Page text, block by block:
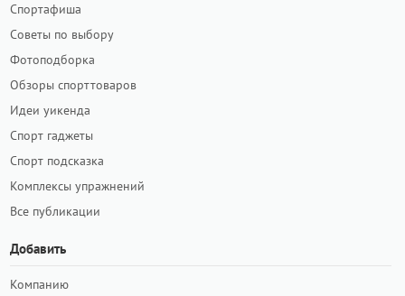
Спортафиша
Советы по выбору
Фотоподборка
Обзоры спорттоваров
Идеи уикенда
Спорт гаджеты
Спорт подсказка
Комплексы упражнений
Все публикации
Добавить
Компанию